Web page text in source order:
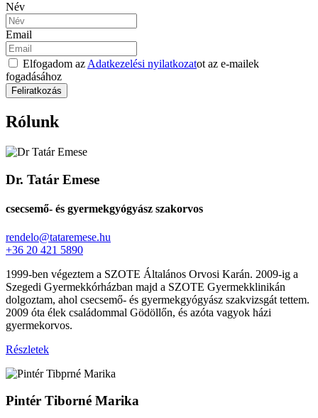
Név
Email
Elfogadom azAdatkezelési nyilatkozatot az e-mailek
fogadásához
Feliratkozás
Rólunk
Dr. Tatár Emese
csecsemő- és gyermekgyógyász szakorvos
rendelo@tataremese.hu
+36 20 421 5890
1999-ben végeztem a SZOTE Általános Orvosi Karán. 2009-ig a
Szegedi Gyermekkórházban majd a SZOTE Gyermekklinikán
dolgoztam, ahol csecsemő- és gyermekgyógyász szakvizsgát tettem.
2009 óta élek családommal Gödöllőn, és azóta vagyok házi
gyermekorvos.
Részletek
Pintér Tiborné Marika